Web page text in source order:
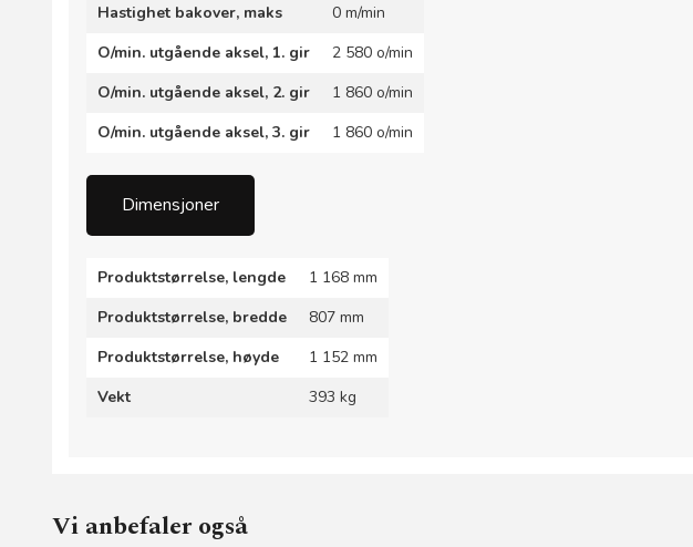
Hastighet bakover, maks
0 m/min
O/min. utgående aksel, 1. gir
2 580 o/min
O/min. utgående aksel, 2. gir
1 860 o/min
O/min. utgående aksel, 3. gir
1 860 o/min
Dimensjoner
Produktstørrelse, lengde
1 168 mm
Produktstørrelse, bredde
807 mm
Produktstørrelse, høyde
1 152 mm
Vekt
393 kg
Vi anbefaler også